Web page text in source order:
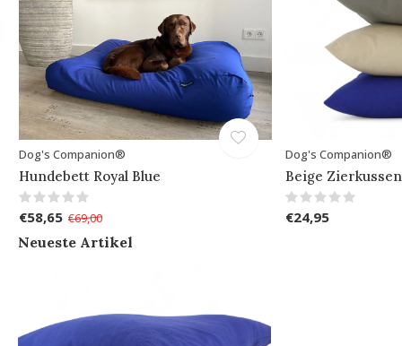
Dog's Companion®
Hundebett Royal Blue
€58,65 €69,00
Dog's Companion®
Beige
€24,95
Neueste Artikel